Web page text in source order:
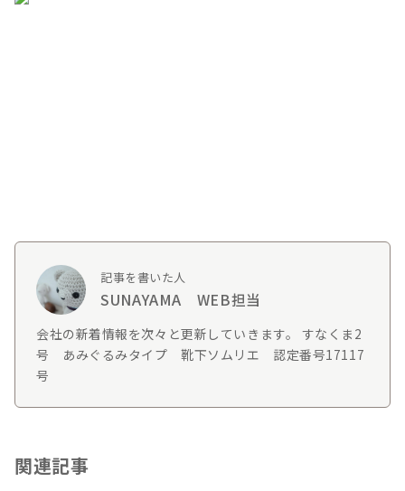
記事を書いた人
SUNAYAMA WEB担当
会社の新着情報を次々と更新していきます。 すなくま2
号 あみぐるみタイプ 靴下ソムリエ 認定番号17117
号
関連記事